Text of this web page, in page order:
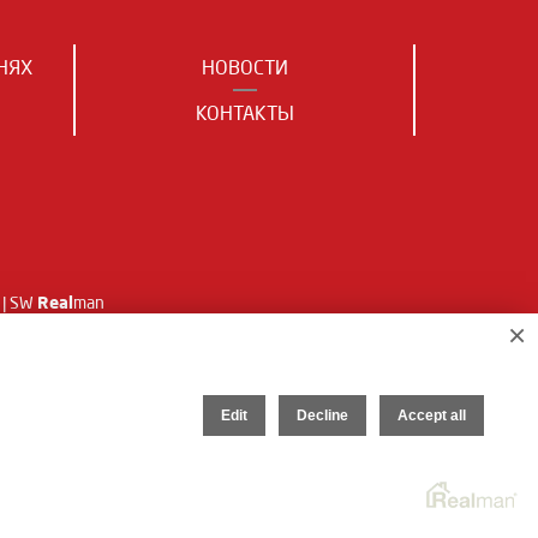
НОВОСТИ
КОНТАКТЫ
| SW Realman
×
Edit Decline Accept all